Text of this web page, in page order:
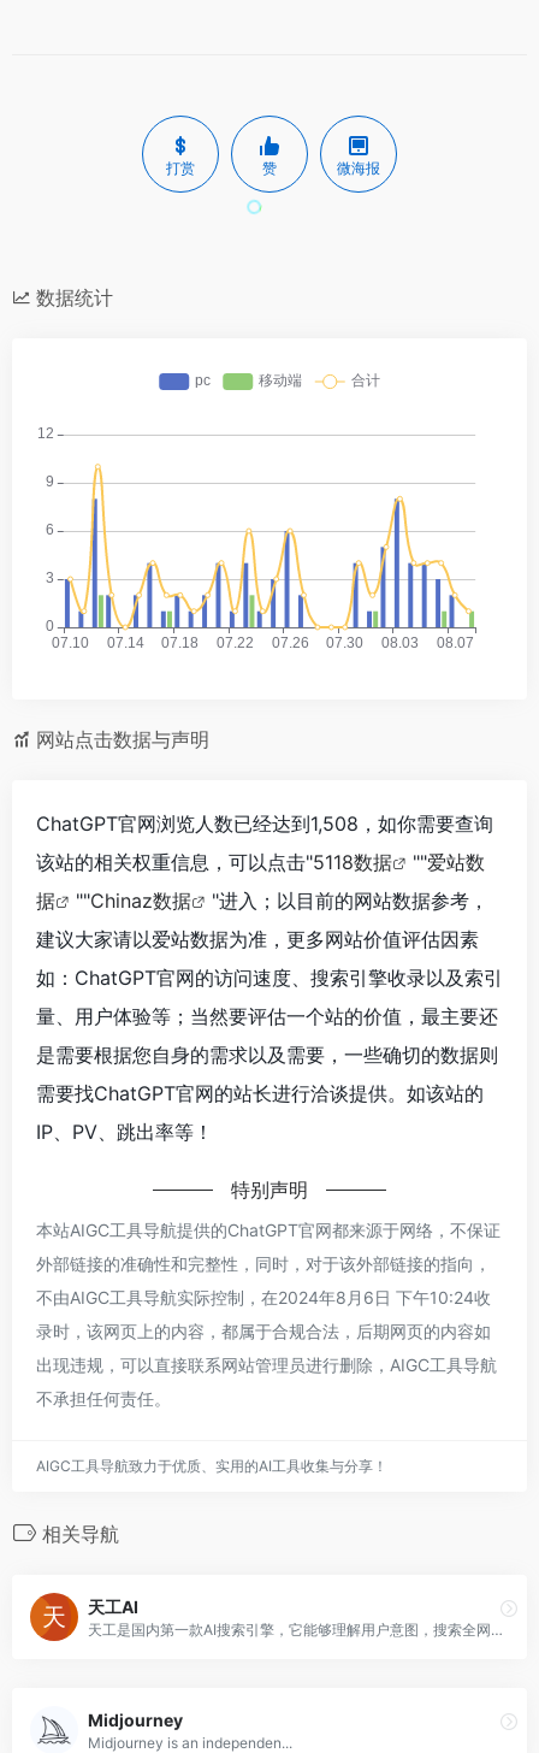
打赏 赞 微海报
数据统计
网站点击数据与声明
ChatGPT官网浏览人数已经达到1,508，如你需要查询
该站的相关权重信息，可以点击"5118数据 ""爱站数
据
""Chinaz数据
"进入；以目前的网站数据参考，
建议大家请以爱站数据为准，更多网站价值评估因素
如：ChatGPT官网的访问速度、搜索引擎收录以及索引
量、用户体验等；当然要评估一个站的价值，最主要还
是需要根据您自身的需求以及需要，一些确切的数据则
需要找ChatGPT官网的站长进行洽谈提供。如该站的
IP、PV、跳出率等！
特别声明
本站AIGC工具导航提供的ChatGPT官网都来源于网络，不保证
外部链接的准确性和完整性，同时，对于该外部链接的指向，
不由AIGC工具导航实际控制，在2024年8月6日 下午10:24收
录时，该网页上的内容，都属于合规合法，后期网页的内容如
出现违规，可以直接联系网站管理员进行删除，AIGC工具导航
不承担任何责任。
AIGC工具导航致力于优质、实用的AI工具收集与分享！
相关导航
天工AI
天工是国内第一款AI搜索引擎，它能够理解用户意图，搜索全网海量信息，并通过人工智能技术，归纳、概括、整合这些信息，输出高质量、无广告的搜索结果，还能够把搜索结果自动整理为脑图和大纲，支持专业的学术科研类搜索。此外，天工还具备聊天、写作、问答、画画的能力。天工通过自然语言与用户进行问答交互，可满足知识问答、文章创作、逻辑推演、数理推算、代码编程、AI画画、虚拟人聊天、情感陪伴等多元化需求。天工还具有大量的智能体，在学习、职场、生活等多类场景中都能辅助你。
Midjourney
Midjourney is an independen...